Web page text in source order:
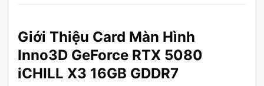
Giới Thiệu Card Màn Hình
Inno3D GeForce RTX 5080
iCHILL X3 16GB GDDR7